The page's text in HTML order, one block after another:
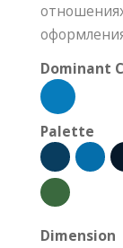
Dominant
Palette
Dimension